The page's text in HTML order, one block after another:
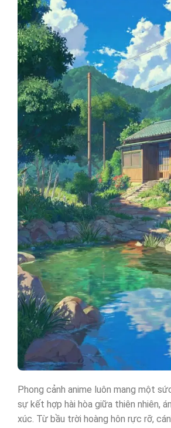
Phong cảnh anime luôn mang một
sự kết hợp hài hòa giữa thiên nhiên,
xúc. Từ bầu trời hoàng hôn rực rỡ,